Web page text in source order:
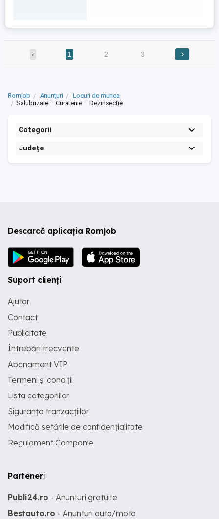
‹ 1 2 3 ›
Romjob Anunțuri
Locuri de munca
Salubrizare – Curatenie – Dezinsectie
Categorii
Județe
Descarcă aplicația Romjob
Suport clienți
Ajutor
Contact
Publicitate
Întrebări frecvente
Abonament VIP
Termeni și condiții
Lista categoriilor
Siguranța tranzacțiilor
Modifică setările de confidențialitate
Regulament Campanie
Parteneri
Publi24.ro - Anunturi gratuite
Bestauto.ro - Anunturi auto/moto